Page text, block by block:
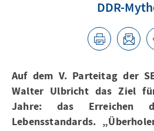
DDR-
Auf dem V. Parteitag der
Walter Ulbricht das Ziel
Jahre: das Erreichen
Lebensstandards.